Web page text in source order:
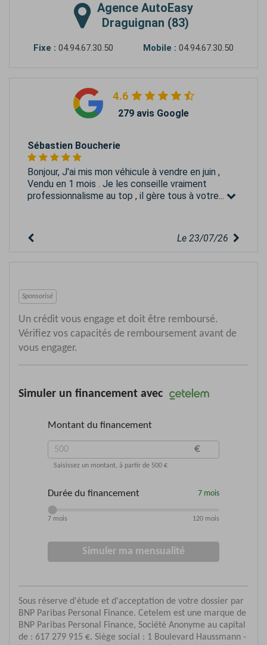
Agence AutoEasy
Draguignan (83)
Fixe : 04.94.67.30.50 Mobile : 04.94.67.30.50
4.6
279 avis Google
Sébastien Boucherie
Bonjour, J'ai mis mon véhicule à vendre en juin ,
Vendu en 1 mois . Je les conseille vraiment
professionnalisme au top , il gère tous à votre...
Le 23/07/26